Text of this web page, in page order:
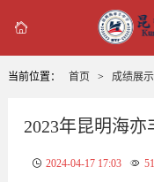

当前位置： 首页 > 成绩展示
2023年昆明海
2024-04-17 17:03